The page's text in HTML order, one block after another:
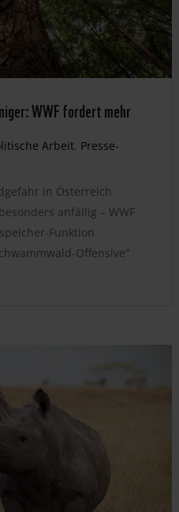
WWF fordert mehr
Arbeit, Presse-
in Österreich
anfällig – WWF
Funktion
Offensive”